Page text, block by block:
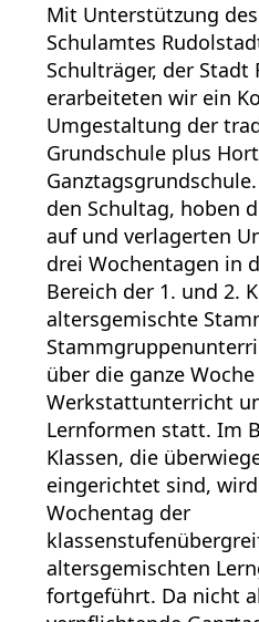
Mit Unterstützung
Schulamtes
Schulträger, der Stadt
erarbeiteten wir ein
Umgestaltung der
Grundschule plus
den Schultag, hoben
auf und verlagerten
drei Wochentagen in
Bereich der 1. und 2.
altersgemischte
über die ganze
Werkstattunterricht
Lernformen statt. Im
Klassen, die
eingerichtet sind,
Wochentag der
altersgemischten
fortgeführt. Da nicht